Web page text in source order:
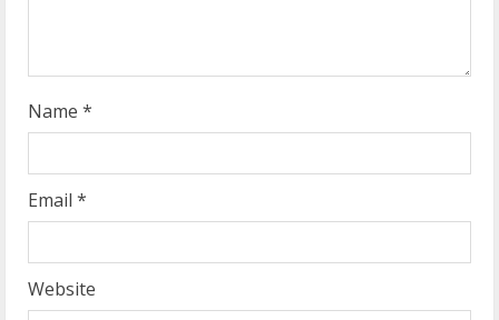
Name *
Email *
Website